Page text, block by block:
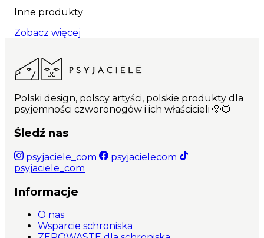
zaczep na adresówkę czy numerek; Ręcznie wykonana w Polsce;
Unikalny wzór dostępny tylko na Psyjaciele.com
Inne produkty
Zobacz więcej
Polski design, polscy artyści, polskie produkty dla
psyjemności czworonogów i ich właścicieli 🐶🐱
Śledź nas
psyjaciele_com
psyjacielecom
psyjaciele_com
Informacje
O nas
Wsparcie schroniska